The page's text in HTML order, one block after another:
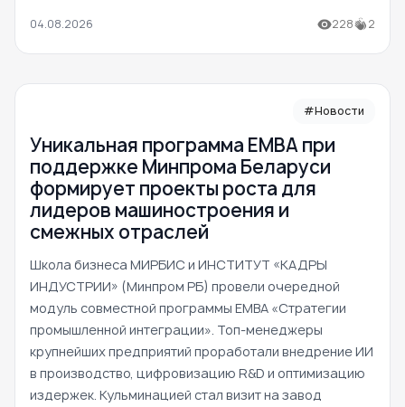
04.08.2026 228 2
#Новости
Уникальная программа ЕМВА при
поддержке Минпрома Беларуси
формирует проекты роста для
лидеров машиностроения и
смежных отраслей
Школа бизнеса МИРБИС и ИНСТИТУТ «КАДРЫ
ИНДУСТРИИ» (Минпром РБ) провели очередной
модуль совместной программы EMBA «Стратегии
промышленной интеграции». Топ-менеджеры
крупнейших предприятий проработали внедрение ИИ
в производство, цифровизацию R&D и оптимизацию
издержек. Кульминацией стал визит на завод